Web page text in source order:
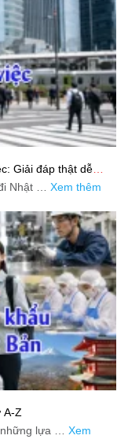
Giải đáp thật dễ
Nhật … Xem thêm
A-Z
lựa … Xem